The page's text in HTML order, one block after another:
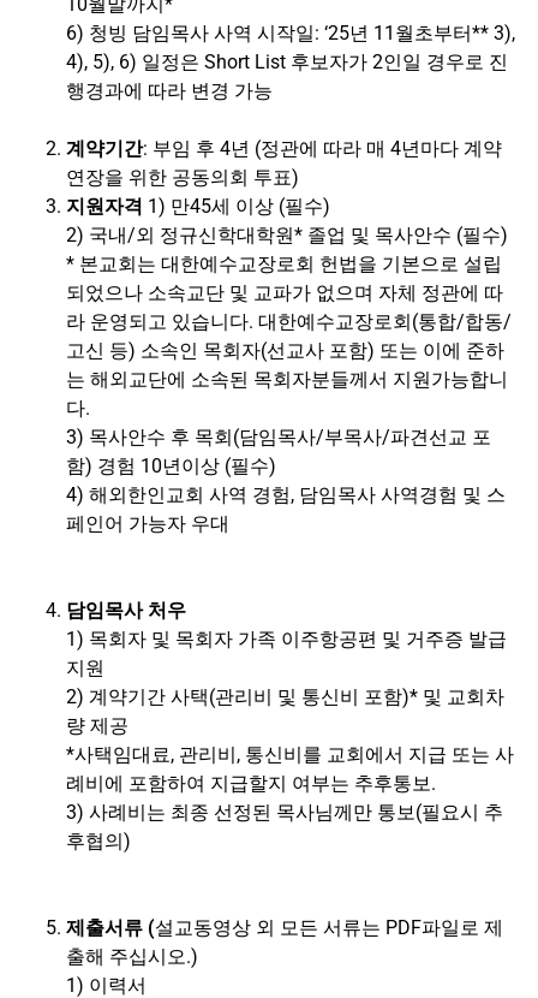
6) 청빙 담임목사 사역 시작일: ‘25년 11월초부터** 3),
4), 5), 6) 일정은 Short List 후보자가 2인일 경우로 진
행경과에 따라 변경 가능
계약기간: 부임 후 4년 (정관에 따라 매 4년마다 계약
연장을 위한 공동의회 투표)
지원자격 1) 만45세 이상 (필수)
2) 국내/외 정규신학대학원* 졸업 및 목사안수 (필수)
* 본교회는 대한예수교장로회 헌법을 기본으로 설립
되었으나 소속교단 및 교파가 없으며 자체 정관에 따
라 운영되고 있습니다. 대한예수교장로회(통합/합동/
고신 등) 소속인 목회자(선교사 포함) 또는 이에 준하
는 해외교단에 소속된 목회자분들께서 지원가능합니
다.
3) 목사안수 후 목회(담임목사/부목사/파견선교 포
함) 경험 10년이상 (필수)
4) 해외한인교회 사역 경험, 담임목사 사역경험 및 스
페인어 가능자 우대
담임목사 처우
1) 목회자 및 목회자 가족 이주항공편 및 거주증 발급
지원
2) 계약기간 사택(관리비 및 통신비 포함)* 및 교회차
량 제공
*사택임대료, 관리비, 통신비를 교회에서 지급 또는 사
례비에 포함하여 지급할지 여부는 추후통보.
3) 사례비는 최종 선정된 목사님께만 통보(필요시 추
후협의)
제출서류 (설교동영상 외 모든 서류는 PDF파일로 제
출해 주십시오.)
1) 이력서